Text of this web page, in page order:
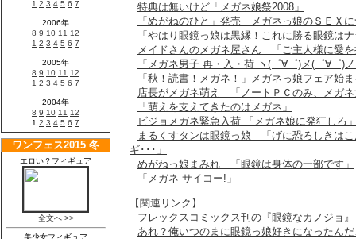
特典は無いけど「メガネ娘祭2008」
「めがねのひと」発売 メガネっ娘のＳＥＸ
「やはり眼鏡っ娘は黒縁！これに勝る眼鏡は
メイドさんのメガネ屋さん 「ご主人様に愛
「メガネ男子 再・入・荷 ヽ(゜∀゜)メ(゜∀゜)
「秋！読書！メガネ！」メガネっ娘フェア始
店長がメガネ萌え 「ノートＰＣのみ、メガ
「萌えを支えてきたのはメガネ」
ビジョメガネ緊急入荷 「メガネ娘に発狂しろ
まるくすタンは眼鏡っ娘 「げに恐ろしきは
ギ･･･」
めがねっ娘まみれ 「眼鏡は身体の一部です」
「メガネ サイコー!」
【関連リンク】
フレックスコミックス刊の『眼鏡なカノジョ
あれ？俺いつのまに眼鏡っ娘好きになったん